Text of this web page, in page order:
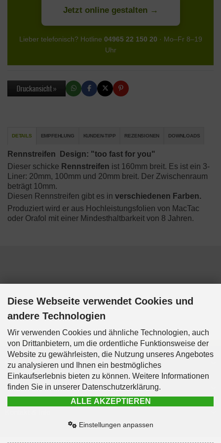
Jetzt online gestalten
Lieber telefonisch? Hotline 04965 22 150 20 · Mo–Fr 8–19
Uhr
DETAILS EMPFEHLUNG KUNDEN-TIPP REZENSIONEN DOWNLOADS
Rennstreifen Design: "too fast for you"
Dieser schicke Rennstreifen ist 160mm breit. Es ist ein 3-
Liner: 20mm, 100mm und 20mm breit. Der Zwischenraum
beträgt 10mm.
Diesen Rennstreifen gibt es in verschiedenen Farben.
Produziert wird er aus Hochleistungsfolien von MacTac
oder Orafol mit einer Mindesthaltbarkeit von 8 Jahren.
Mehr über...
Informationen
Diese Webseite verwendet Cookies und
andere Technologien
Wir verwenden Cookies und ähnliche Technologien, auch
von Drittanbietern, um die ordentliche Funktionsweise der
Website zu gewährleisten, die Nutzung unseres Angebotes
zu analysieren und Ihnen ein bestmögliches
Einkaufserlebnis bieten zu können. Weitere Informationen
finden Sie in unserer Datenschutzerklärung.
ALLE AKZEPTIEREN
Einstellungen anpassen